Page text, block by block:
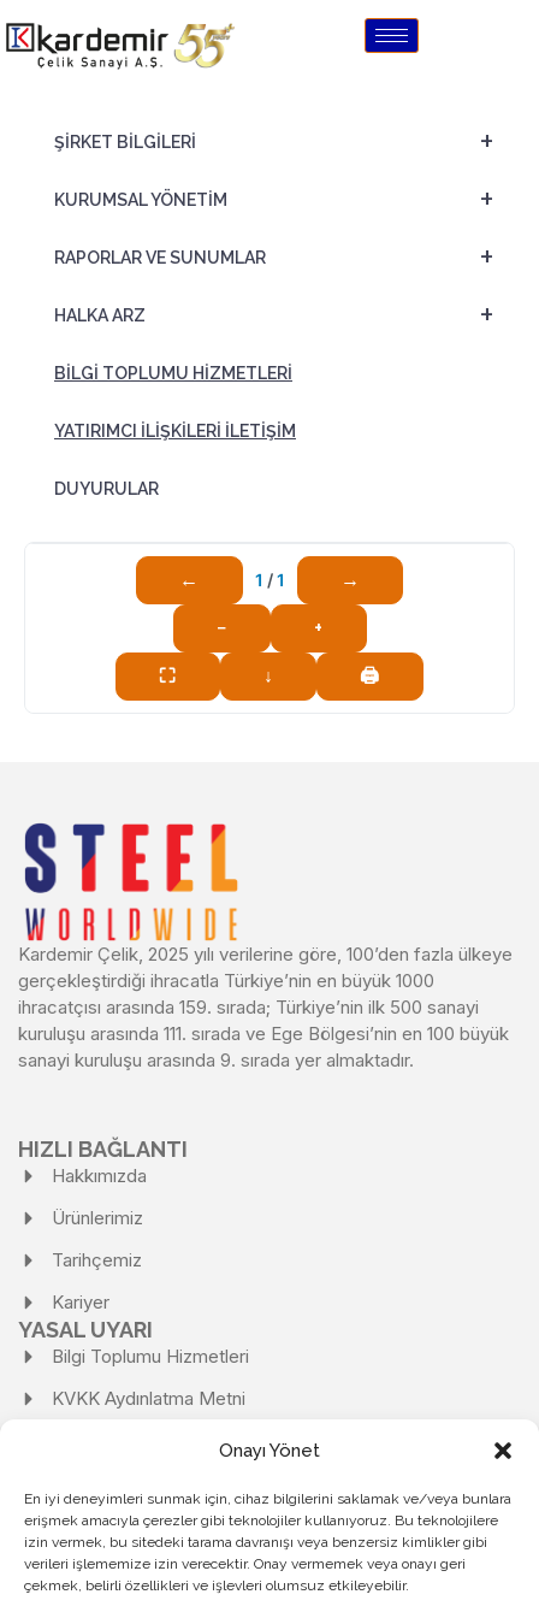
Onayı Yönet
En iyi deneyimleri sunmak için, cihaz bilgilerini saklamak ve/veya bunlara
erişmek amacıyla çerezler gibi teknolojiler kullanıyoruz. Bu teknolojilere
izin vermek, bu sitedeki tarama davranışı veya benzersiz kimlikler gibi
verileri işlememize izin verecektir. Onay vermemek veya onayı geri
çekmek, belirli özellikleri ve işlevleri olumsuz etkileyebilir.
+
ŞİRKET BİLGİLERİ
+
KURUMSAL YÖNETİM
+
RAPORLAR VE SUNUMLAR
+
HALKA ARZ
BİLGİ TOPLUMU HİZMETLERİ
YATIRIMCI İLİŞKİLERİ İLETİŞİM
DUYURULAR
− +
← 1 / 1 →
⛶ ↓ 🖨
Kardemir Çelik, 2025 yılı verilerine göre, 100’den fazla ülkeye
gerçekleştirdiği ihracatla Türkiye’nin en büyük 1000
ihracatçısı arasında 159. sırada; Türkiye’nin ilk 500 sanayi
kuruluşu arasında 111. sırada ve Ege Bölgesi’nin en 100 büyük
sanayi kuruluşu arasında 9. sırada yer almaktadır.
HIZLI BAĞLANTI
Hakkımızda
Ürünlerimiz
Tarihçemiz
Kariyer
YASAL UYARI
Bilgi Toplumu Hizmetleri
KVKK Aydınlatma Metni
KVKK Başvuru Formu
Kişisel Verileri Saklama ve İmha Politikası
Çerez Politikası